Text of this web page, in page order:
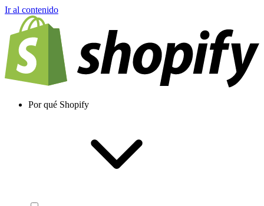
Ir al contenido
Por qué Shopify